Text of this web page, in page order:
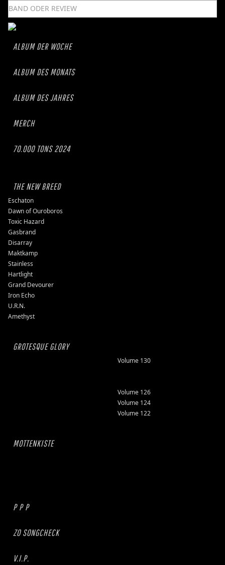
ALBUM DER WOCHE
ALBUM DES MONATS
ALBUM DES JAHRES
MERCH
70.000 TONS 2024
THE NEW BREED
Eschaton
Dawn of Ouroboros
Toxic Hazard
Gasbrand
Disarray
Maktkamp
Stainless
Hartlight
Grand Devourer
Iron Echo
U.R.N.
Amethyst
GROTESQUE GLORY
Volume 130
Volume 126
Volume 124
Volume 122
MOTTENKISTE
P P P
ZO SONGCHECK
V.I.P.